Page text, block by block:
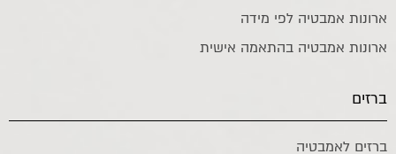
ארונות אמבטיה לפי מידה
ארונות אמבטיה בהתאמה אישית
ברזים
ברזים לאמבטיה